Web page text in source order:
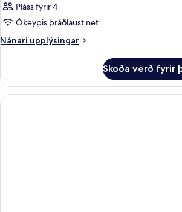
Pláss fyrir 4
Ókeypis þráðlaust net
Nánari upplýsingar
Nánari
Skoða verð fyrir